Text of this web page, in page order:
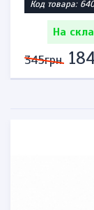
Код товара:
На
345грн.